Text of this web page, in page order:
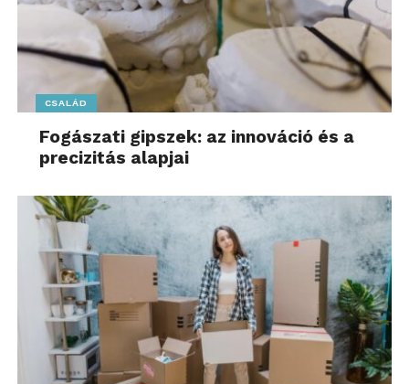
CSALÁD
Fogászati gipszek: az innováció és a
precizitás alapjai